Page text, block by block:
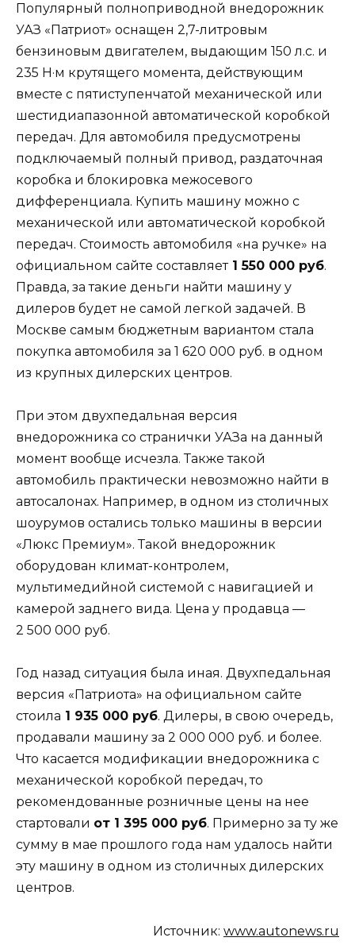
Популярный полноприводной внедорожник
УАЗ «Патриот» оснащен 2,7-литровым
бензиновым двигателем, выдающим 150 л.с. и
235 Н·м крутящего момента, действующим
вместе с пятиступенчатой механической или
шестидиапазонной автоматической коробкой
передач. Для автомобиля предусмотрены
подключаемый полный привод, раздаточная
коробка и блокировка межосевого
дифференциала. Купить машину можно с
механической или автоматической коробкой
передач. Стоимость автомобиля «на ручке» на
официальном сайте составляет1 550 000 руб.
Правда, за такие деньги найти машину у
дилеров будет не самой легкой задачей. В
Москве самым бюджетным вариантом стала
покупка автомобиля за 1 620 000 руб. в одном
из крупных дилерских центров.
При этом двухпедальная версия
внедорожника со странички УАЗа на данный
момент вообще исчезла. Также такой
автомобиль практически невозможно найти в
автосалонах. Например, в одном из столичных
шоурумов остались только машины в версии
«Люкс Премиум». Такой внедорожник
оборудован климат-контролем,
мультимедийной системой с навигацией и
камерой заднего вида. Цена у продавца —
2 500 000 руб.
Год назад ситуация была иная. Двухпедальная
версия «Патриота» на официальном сайте
стоила 1 935 000 руб. Дилеры, в свою очередь,
продавали машину за 2 000 000 руб. и более.
Что касается модификации внедорожника с
механической коробкой передач, то
рекомендованные розничные цены на нее
стартовали от 1 395 000 руб. Примерно за ту же
сумму в мае прошлого года нам удалось найти
эту машину в одном из столичных дилерских
центров.
Источник: www.autonews.ru